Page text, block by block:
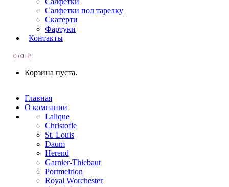
Салфетки под тарелку
Скатерти
Фартуки
Контакты
0/0₽
Корзина пуста.
Главная
О компании
Lalique
Christofle
St. Louis
Daum
Herend
Garnier-Thiebaut
Portmeirion
Royal Worchester